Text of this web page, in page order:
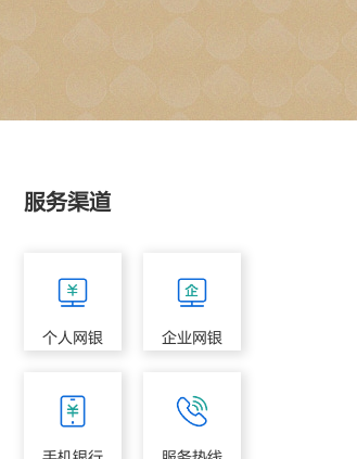
服务渠道
个人网银 企业网银